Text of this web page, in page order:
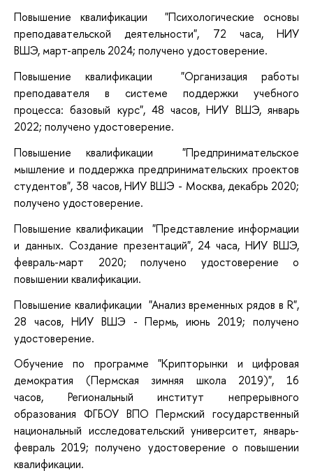
Повышение квалификации "Психологические основы
преподавательской деятельности", 72 часа, НИУ
ВШЭ, март-апрель 2024; получено удостоверение.
Повышение квалификации "Организация работы
преподавателя в системе поддержки учебного
процесса: базовый курс", 48 часов, НИУ ВШЭ, январь
2022; получено удостоверение.
Повышение квалификации "Предпринимательское
мышление и поддержка предпринимательских проектов
студентов", 38 часов, НИУ ВШЭ - Москва, декабрь 2020;
получено удостоверение.
Повышение квалификации "Представление информации
и данных. Создание презентаций", 24 часа, НИУ ВШЭ,
февраль-март 2020; получено удостоверение о
повышении квалификации.
Повышение квалификации "Анализ временных рядов в R",
28 часов, НИУ ВШЭ - Пермь, июнь 2019; получено
удостоверение.
Обучение по программе "Крипторынки и цифровая
демократия (Пермская зимняя школа 2019)", 16
часов, Региональный институт непрерывного
образования ФГБОУ ВПО Пермский государственный
национальный исследовательский университет, январь-
февраль 2019; получено удостоверение о повышении
квалификации.